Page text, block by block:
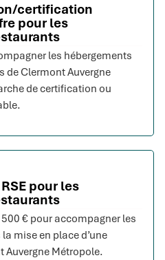
certification
pour les
les hébergements
Clermont Auvergne
de certification ou
pour les
€ pour accompagner les
mise en place d’une
Auvergne Métropole.